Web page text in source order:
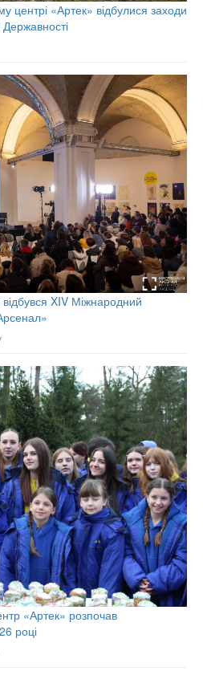
центрі «Артек» відбулися заходи
Державності
XIV Міжнародний
«Артек» розпочав
році